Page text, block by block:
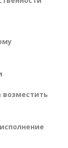
возместить